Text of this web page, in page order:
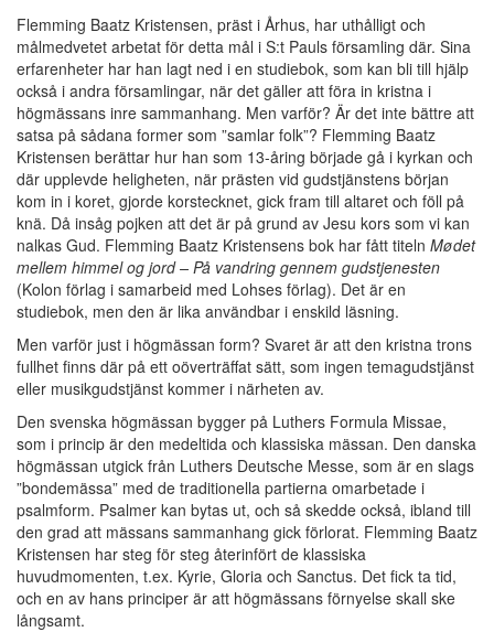
Flemming Baatz Kristensen, präst i Århus, har uthålligt och
målmedvetet arbetat för detta mål i S:t Pauls församling där. Sina
erfarenheter har han lagt ned i en studiebok, som kan bli till hjälp
också i andra församlingar, när det gäller att föra in kristna i
högmässans inre sammanhang. Men varför? Är det inte bättre att
satsa på sådana former som ”samlar folk”? Flemming Baatz
Kristensen berättar hur han som 13-åring började gå i kyrkan och
där upplevde heligheten, när prästen vid gudstjänstens början
kom in i koret, gjorde korstecknet, gick fram till altaret och föll på
knä. Då insåg pojken att det är på grund av Jesu kors som vi kan
nalkas Gud. Flemming Baatz Kristensens bok har fått titeln Mødet
mellem himmel og jord – På vandring gennem gudstjenesten
(Kolon förlag i samarbeid med Lohses förlag). Det är en
studiebok, men den är lika användbar i enskild läsning.
Men varför just i högmässan form? Svaret är att den kristna trons
fullhet finns där på ett oöverträffat sätt, som ingen temagudstjänst
eller musikgudstjänst kommer i närheten av.
Den svenska högmässan bygger på Luthers Formula Missae,
som i princip är den medeltida och klassiska mässan. Den danska
högmässan utgick från Luthers Deutsche Messe, som är en slags
”bondemässa” med de traditionella partierna omarbetade i
psalmform. Psalmer kan bytas ut, och så skedde också, ibland till
den grad att mässans sammanhang gick förlorat. Flemming Baatz
Kristensen har steg för steg återinfört de klassiska
huvudmomenten, t.ex. Kyrie, Gloria och Sanctus. Det fick ta tid,
och en av hans principer är att högmässans förnyelse skall ske
långsamt.